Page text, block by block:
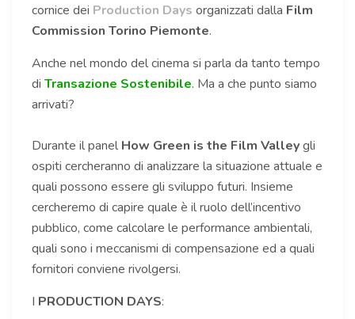
cornice dei Production Days organizzati dalla Film
Commission Torino Piemonte.
Anche nel mondo del cinema si parla da tanto tempo
di Transazione Sostenibile. Ma a che punto siamo
arrivati?
Durante il panel How Green is the Film Valleygli
ospiti cercheranno di analizzare la situazione attuale e
quali possono essere gli sviluppo futuri. Insieme
cercheremo di capire quale è il ruolo dell’incentivo
pubblico, come calcolare le performance ambientali,
quali sono i meccanismi di compensazione ed a quali
fornitori conviene rivolgersi.
I PRODUCTION DAYS: